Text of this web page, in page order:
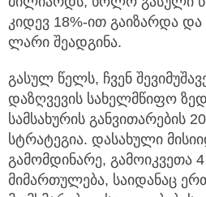
კიდევ 18%-ით გაიზარდა
ლარი შეადგინა.
გასულ წელს, ჩვენ
დაზღვევის სახელმწიფო
სამსახურის განვითარების
სტრატეგია. დასახული
გამომდინარე, გამოიკვეთა
მიმართულება, საიდანაც